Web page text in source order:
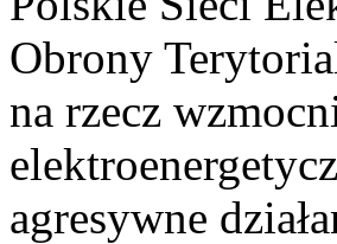
Obrony
na rzecz
agresywne